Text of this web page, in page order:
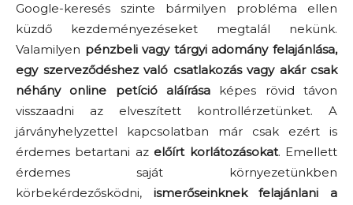
Google-keresés szinte bármilyen probléma ellen
küzdő kezdeményezéseket megtalál nekünk.
Valamilyen pénzbeli vagy tárgyi adomány felajánlása,
egy szerveződéshez való csatlakozás vagy akár csak
néhány online petíció aláírása képes rövid távon
visszaadni az elveszített kontrollérzetünket. A
járványhelyzettel kapcsolatban már csak ezért is
érdemes betartani az előírt korlátozásokat. Emellett
érdemes saját környezetünkben
körbekérdezősködni, ismerőseinknek felajánlani a